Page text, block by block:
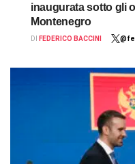
inaugurata sotto gli
Montenegro
DI FEDERICO BACCINI